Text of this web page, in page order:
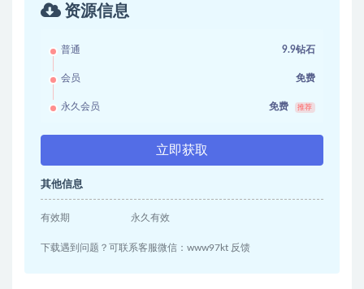
资源信息
普通 9.9钻石
会员 免费
永久会员 免费 推荐
立即获取
其他信息
有效期 永久有效
下载遇到问题？可联系客服微信：www97kt 反馈